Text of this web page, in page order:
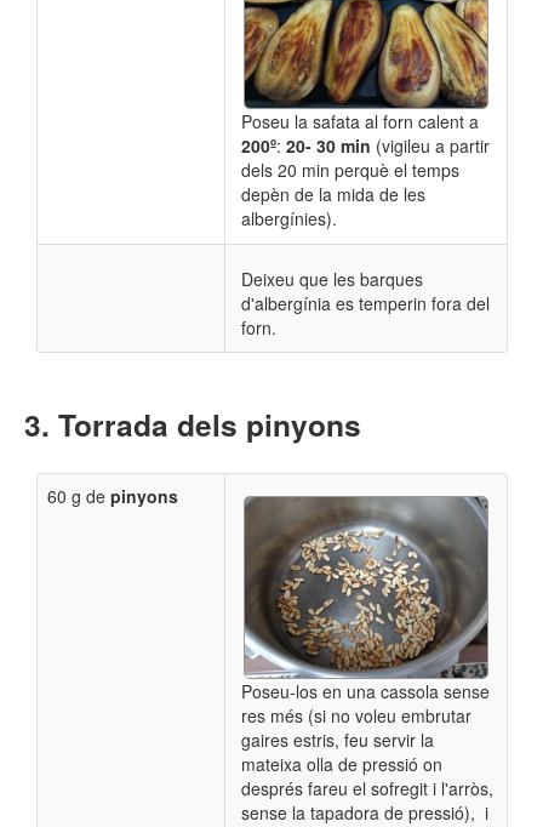
Poseu la safata al forn calent a
200º: 20- 30 min (vigileu a partir
dels 20 min perquè el temps
depèn de la mida de les
albergínies).
Deixeu que les barques
d'albergínia es temperin fora del
forn.
Torrada dels pinyons
60 g de pinyons
Poseu-los en una cassola sense
res més(si no voleu embrutar
gaires estris, feu servir la
mateixa olla de pressió on
després fareu el sofregit i l'arròs,
sense la tapadora de pressió), i